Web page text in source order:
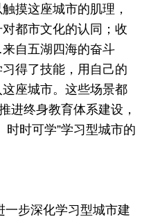
摸这座城市的肌理，
都市文化的认同；收
自五湖四海的奋斗
得了技能，用自己的
座城市。这些场景都
进终身教育体系建设，
时时可学”学习型城市的
一步深化学习型城市建